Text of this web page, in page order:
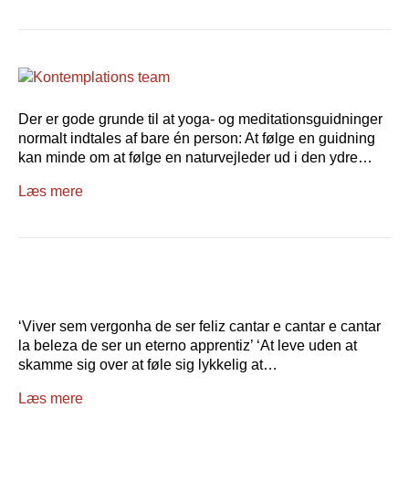
Der er gode grunde til at yoga- og meditationsguidninger
normalt indtales af bare én person: At følge en guidning
kan minde om at følge en naturvejleder ud i den ydre…
Læs mere
‘Viver sem vergonha de ser feliz cantar e cantar e cantar
la beleza de ser un eterno apprentiz’ ‘At leve uden at
skamme sig over at føle sig lykkelig at…
Læs mere